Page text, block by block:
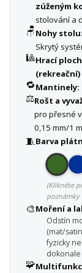
zúženým
stolování a
🪑 Nohy stolu:
Skrytý
🎱Hrací
(rekreační)
🔁Mantinely:
⚖️Rošt a
pro přesné
0,15 mm/1
🧵Barva
(Klikněte
poznámky
🎨Moření a
Odstín
(mat/
fyzicky
🧩